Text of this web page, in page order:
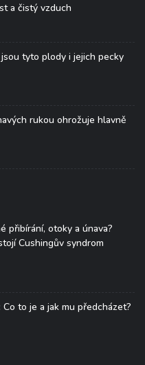
a čistý vzduch
tyto plody i jejich pecky
rukou ohrožuje hlavně
přibírání, otoky a únava?
Cushingův syndrom
Co to je a jak mu předcházet?